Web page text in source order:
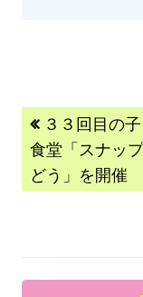
３３回目の
食堂「スナッ
どう」を開催